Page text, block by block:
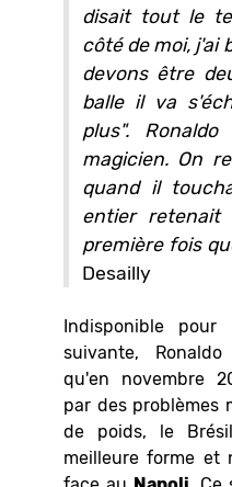
disait tout le
côté de moi, j'ai
devons être
balle il va
plus".
magicien. On
quand il
entier retenait
première fois
Desailly
Indisponible
suivante,
qu'en novembre
par des problèmes
de poids, le
meilleure forme et